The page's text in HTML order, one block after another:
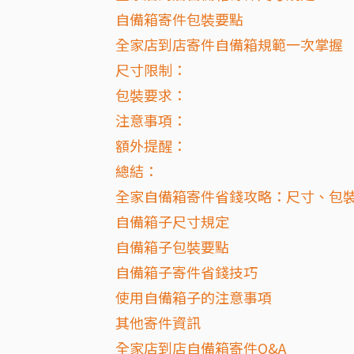
自備箱寄件包裝要點
全家店到店寄件自備箱規範一次掌握
尺寸限制：
包裝要求：
注意事項：
額外提醒：
總結：
全家自備箱寄件省錢攻略：尺寸、包
自備箱子尺寸規定
自備箱子包裝要點
自備箱子寄件省錢技巧
使用自備箱子的注意事項
其他寄件資訊
全家店到店自備箱寄件Q&A